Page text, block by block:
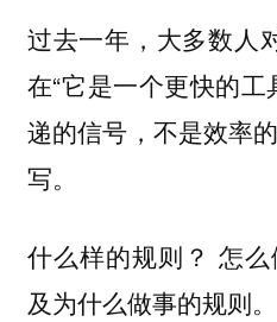
过去一年，大多数人
在“它是一个更快的
递的信号，不是效率
写。
什么样的规则？ 怎
及为什么做事的规则。